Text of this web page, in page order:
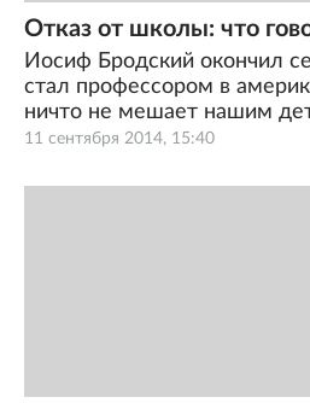
11 сентября 2014, 15:40
Отказ от школы: что
Иосиф Бродский окончил
стал профессором в
ничто не мешает нашим